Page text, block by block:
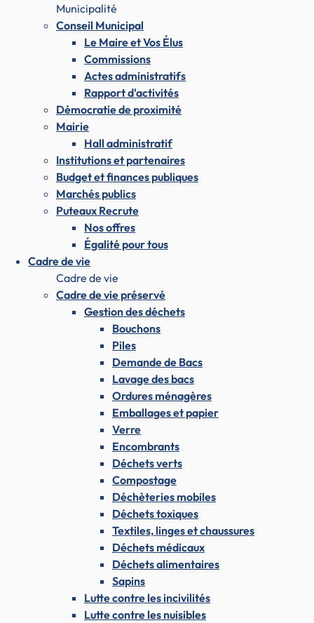
Municipalité
Conseil Municipal
Le Maire et Vos Élus
Commissions
Actes administratifs
Rapport d'activités
Démocratie de proximité
Mairie
Hall administratif
Institutions et partenaires
Budget et finances publiques
Marchés publics
Puteaux Recrute
Nos offres
Égalité pour tous
Cadre de vie
Cadre de vie
Cadre de vie préservé
Gestion des déchets
Bouchons
Piles
Demande de Bacs
Lavage des bacs
Ordures ménagères
Emballages et papier
Verre
Encombrants
Déchets verts
Compostage
Déchèteries mobiles
Déchets toxiques
Textiles, linges et chaussures
Déchets médicaux
Déchets alimentaires
Sapins
Lutte contre les incivilités
Lutte contre les nuisibles